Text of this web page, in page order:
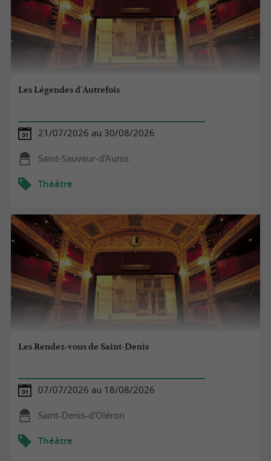
Les Légendes d'Autrefois
21/07/2026 au 30/08/2026
Saint-Sauveur-d'Aunis
Théâtre
Les Rendez-vous de Saint-Denis
07/07/2026 au 18/08/2026
Saint-Denis-d'Oléron
Théâtre